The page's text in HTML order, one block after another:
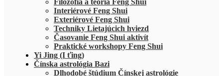
Interiérové Feng Shui
Exteriérové Feng Shui
Techniky Lietajúcich hviezd
Časovanie Feng Shui aktivít
Praktické workshopy Feng Shui
Yi Jing (I ťing)
Čínska astrológia Bazi
Dlhodobé štúdium Čínskej astrológie